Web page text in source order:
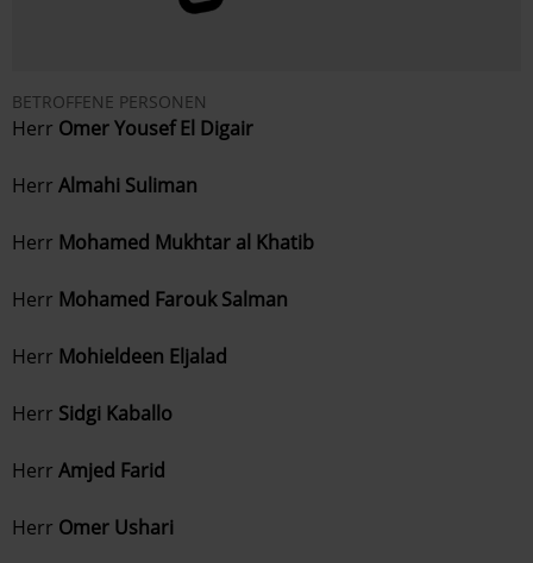
BETROFFENE PERSONEN
Herr Omer Yousef El Digair
Herr Almahi Suliman
Herr Mohamed Mukhtar al Khatib
Herr Mohamed Farouk Salman
Herr Mohieldeen Eljalad
Herr Sidgi Kaballo
Herr Amjed Farid
Herr Omer Ushari